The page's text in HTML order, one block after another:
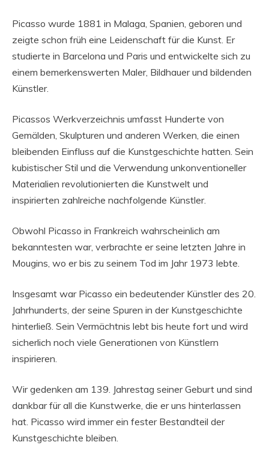
Picasso wurde 1881 in Malaga, Spanien, geboren und
zeigte schon früh eine Leidenschaft für die Kunst. Er
studierte in Barcelona und Paris und entwickelte sich zu
einem bemerkenswerten Maler, Bildhauer und bildenden
Künstler.
Picassos Werkverzeichnis umfasst Hunderte von
Gemälden, Skulpturen und anderen Werken, die einen
bleibenden Einfluss auf die Kunstgeschichte hatten. Sein
kubistischer Stil und die Verwendung unkonventioneller
Materialien revolutionierten die Kunstwelt und
inspirierten zahlreiche nachfolgende Künstler.
Obwohl Picasso in Frankreich wahrscheinlich am
bekanntesten war, verbrachte er seine letzten Jahre in
Mougins, wo er bis zu seinem Tod im Jahr 1973 lebte.
Insgesamt war Picasso ein bedeutender Künstler des 20.
Jahrhunderts, der seine Spuren in der Kunstgeschichte
hinterließ. Sein Vermächtnis lebt bis heute fort und wird
sicherlich noch viele Generationen von Künstlern
inspirieren.
Wir gedenken am 139. Jahrestag seiner Geburt und sind
dankbar für all die Kunstwerke, die er uns hinterlassen
hat. Picasso wird immer ein fester Bestandteil der
Kunstgeschichte bleiben.